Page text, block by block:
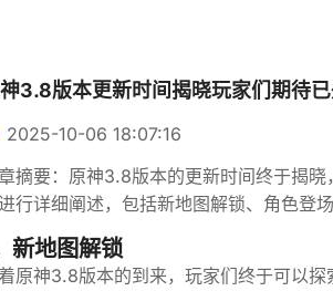
3.8版本更新时间揭晓玩家们期待
2025-10-06 18:07:16
摘要：原神3.8版本的更新时间终于揭
行详细阐述，包括新地图解锁、角色登
新地图解锁
原神3.8版本的到来，玩家们终于可以